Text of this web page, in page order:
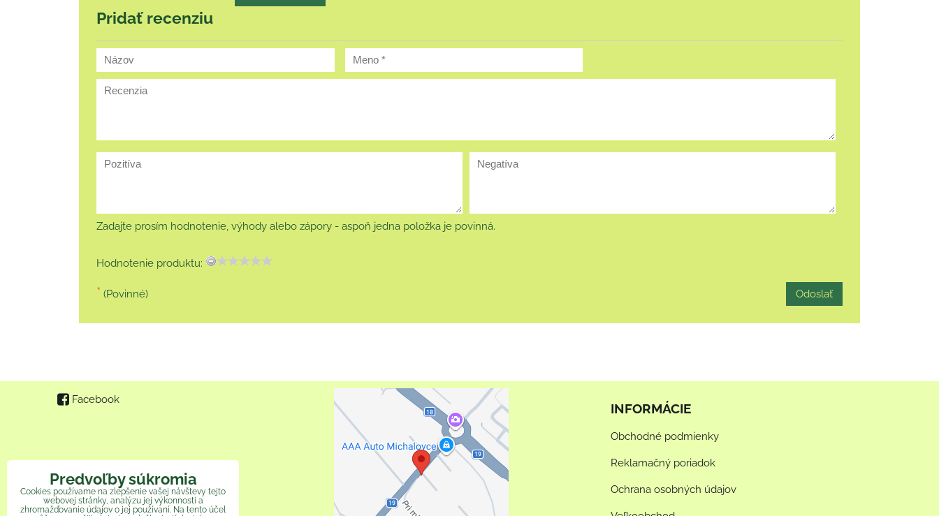
Pridať recenziu
Zadajte prosím hodnotenie, výhody alebo zápory - aspoň jedna položka je povinná.
Hodnotenie produktu:
* (Povinné) Odoslať
Facebook
Externý obsah je
blokovaný Voľbami
súkromia
Prajete si načítať externý
obsah?
INFORMÁCIE
Obchodné podmienky
Reklamačný poriadok
Ochrana osobných údajov
Predvoľby súkromia
Cookies používame na zlepšenie vašej návštevy tejto
webovej stránky, analýzu jej výkonnosti a
zhromažďovanie údajov o jej používaní. Na tento účel